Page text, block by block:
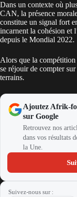
Dans un contexte où
CAN, la présence
constitue un signal fort
incarnent la cohésion et
depuis le Mondial 2022.
Alors que la
se réjouir de compter
terrains.
Ajoutez Afrik-
sur Google
Retrouvez nos
dans vos résultats
la Une.
Suivez-nous sur :